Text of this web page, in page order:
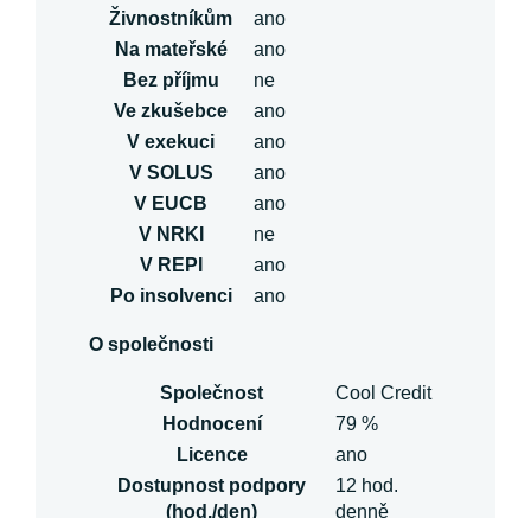
Živnostníkům
ano
Na mateřské
ano
Bez příjmu
ne
Ve zkušebce
ano
V exekuci
ano
V SOLUS
ano
V EUCB
ano
V NRKI
ne
V REPI
ano
Po insolvenci
ano
O společnosti
Společnost
Cool Credit
Hodnocení
79 %
Licence
ano
Dostupnost podpory
(hod./den)
12 hod.
denně